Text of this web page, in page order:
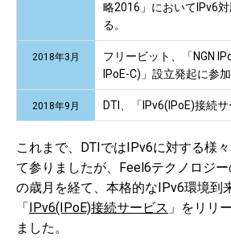
略2016」においてIPv6
る。
2018年3月
フリービット、「NGN
IPoE-C)」設立発起に参加
2018年9月 DTI、「IPv6(IPoE)接続
これまで、DTIではIPv6に対する様
て参りましたが、Feel6テクノロジ
の歳月を経て、本格的なIPv6環境到
「
IPv6(IPoE)接続サービス 」をリリ
ました。